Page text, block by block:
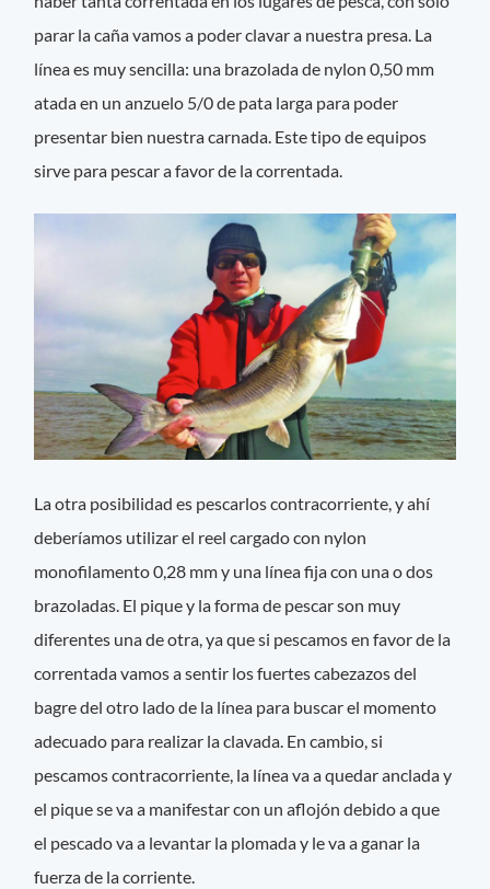
parar la caña vamos a poder clavar a nuestra presa. La
línea es muy sencilla: una brazolada de nylon 0,50 mm
atada en un anzuelo 5/0 de pata larga para poder
presentar bien nuestra carnada. Este tipo de equipos
sirve para pescar a favor de la correntada.
La otra posibilidad es pescarlos contracorriente, y ahí
deberíamos utilizar el reel cargado con nylon
monofilamento 0,28 mm y una línea fija con una o dos
brazoladas. El pique y la forma de pescar son muy
diferentes una de otra, ya que si pescamos en favor de la
correntada vamos a sentir los fuertes cabezazos del
bagre del otro lado de la línea para buscar el momento
adecuado para realizar la clavada. En cambio, si
pescamos contracorriente, la línea va a quedar anclada y
el pique se va a manifestar con un aflojón debido a que
el pescado va a levantar la plomada y le va a ganar la
fuerza de la corriente.